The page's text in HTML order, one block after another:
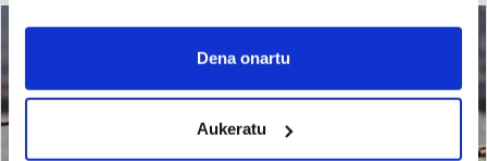
If you allow, we would also like to:
Collect information about your geographical
Identify your device by actively scanning it for
Dena onartu
Aukeratu